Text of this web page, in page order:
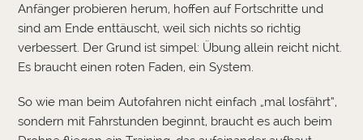
Anfänger probieren herum, hoffen auf Fortschritte und
sind am Ende enttäuscht, weil sich nichts so richtig
verbessert. Der Grund ist simpel: Übung allein reicht nicht.
Es braucht einen roten Faden, ein System.
So wie man beim Autofahren nicht einfach „mal losfährt“,
sondern mit Fahrstunden beginnt, braucht es auch beim